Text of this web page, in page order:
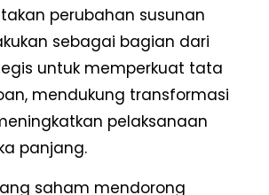
perubahan susunan
sebagai bagian dari
untuk memperkuat tata
mendukung transformasi
pelaksanaan
panjang.
saham mendorong